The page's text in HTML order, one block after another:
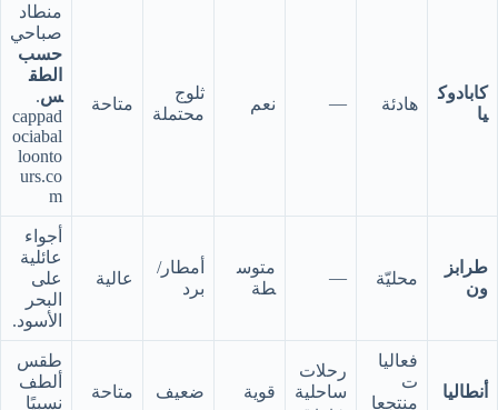
كابادوك
يا
هادئة — نعم
ثلوج
محتملة
متاحة
منطاد
صباحي
حسب
الطق
س.
cappad
ociabal
loonto
urs.co
m
طرابز
ون
محليّة —
متوس
طة
أمطار/
برد
عالية
أجواء
عائلية
على
البحر
الأسود.
أنطاليا
فعاليا
ت
منتجعا
رحلات
ساحلية
قوية ضعيف متاحة
طقس
ألطف
نسبيًا